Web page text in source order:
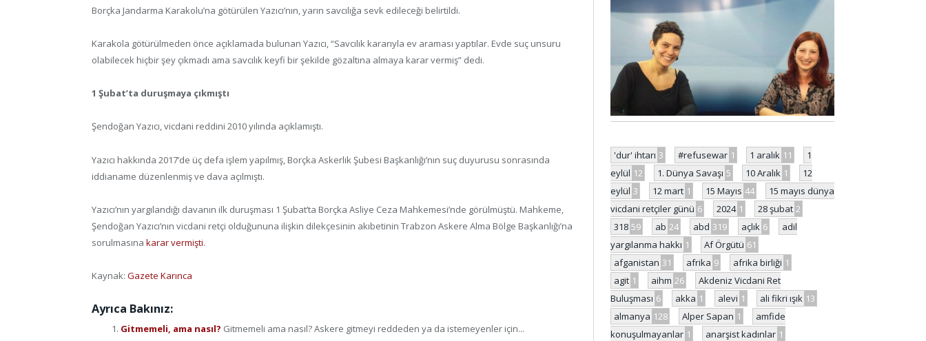
Borçka Jandarma Karakolu’na götürülen Yazıcı’nın, yarın savcılığa sevk edileceği belirtildi.
Karakola götürülmeden önce açıklamada bulunan Yazıcı, “Savcılık kararıyla ev araması yaptılar. Evde suç unsuru
olabilecek hiçbir şey çıkmadı ama savcılık keyfi bir şekilde gözaltına almaya karar vermiş” dedi.
1 Şubat’ta duruşmaya çıkmıştı
Şendoğan Yazıcı, vicdani reddini 2010 yılında açıklamıştı.
Yazıcı hakkında 2017’de üç defa işlem yapılmış, Borçka Askerlik Şubesi Başkanlığı’nın suç duyurusu sonrasında
iddianame düzenlenmiş ve dava açılmıştı.
Yazıcı’nın yargılandığı davanın ilk duruşması 1 Şubat’ta Borçka Asliye Ceza Mahkemesi’nde görülmüştü. Mahkeme,
Şendoğan Yazıcı’nın vicdani retçi olduğununa ilişkin dilekçesinin akıbetinin Trabzon Askere Alma Bölge Başkanlığı’na
sorulmasına karar vermişti.
Kaynak: Gazete Karınca
Ayrıca Bakınız:
Gitmemeli, ama nasıl? Gitmemeli ama nasıl? Askere gitmeyi reddeden ya da istemeyenler için...
'dur' ihtarı 3 #refusewar 1 1 aralık 11
1
eylül 12 1. Dünya Savaşı 5 10 Aralık 1
12
eylül 3 12 mart 1 15 Mayıs 44
15 mayıs dünya
vicdani retçiler günü 6 2024 1 28 şubat 2
318 59 ab 24 abd 319 açlık 6
adil
yargılanma hakkı 1 Af Örgütü 61
afganistan 31 afrika 9 afrika birliği 1
agit 1 aihm 26
Akdeniz Vicdani Ret
Buluşması 6 akka 1 alevi 1 ali fikri ışık 13
almanya 128 Alper Sapan 1
amfide
konuşulmayanlar 1 anarşist kadınlar 1